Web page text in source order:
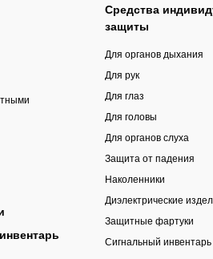
Средства
защиты
Для органов дыхания
Для рук
Для глаз
Для головы
Для органов слуха
Защита от падения
Наколенники
Диэлектрические
Защитные фартуки
Сигнальный инвентарь